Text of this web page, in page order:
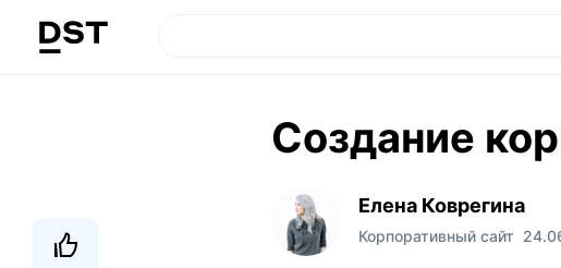
Создание
Елена Коврегина
Корпоративный сайт